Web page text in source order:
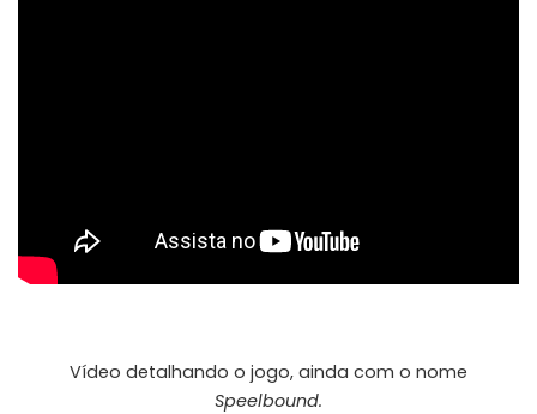
Vídeo detalhando o jogo, ainda com o nome
Speelbound.